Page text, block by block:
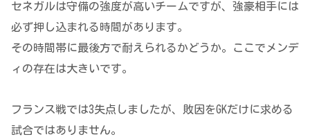
セネガルは守備の強度が高いチームですが、強豪相手には
必ず押し込まれる時間があります。
その時間帯に最後方で耐えられるかどうか。ここでメンデ
ィの存在は大きいです。
フランス戦では3失点しましたが、敗因をGKだけに求める
試合ではありません。